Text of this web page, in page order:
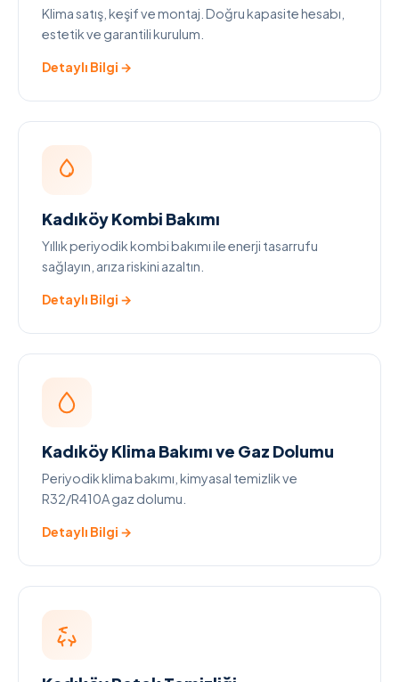
Klima satış, keşif ve montaj. Doğru kapasite hesabı,
estetik ve garantili kurulum.
Detaylı Bilgi →
Kadıköy Kombi Bakımı
Yıllık periyodik kombi bakımı ile enerji tasarrufu
sağlayın, arıza riskini azaltın.
Detaylı Bilgi →
Kadıköy Klima Bakımı ve Gaz Dolumu
Periyodik klima bakımı, kimyasal temizlik ve
R32/R410A gaz dolumu.
Detaylı Bilgi →